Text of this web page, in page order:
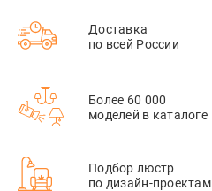
Доставка
по всей России
Более 60 000
моделей в каталоге
Подбор люстр
по дизайн-проектам